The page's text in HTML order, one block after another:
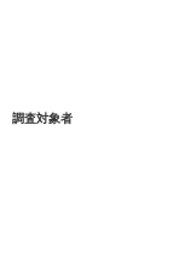
調査対象者